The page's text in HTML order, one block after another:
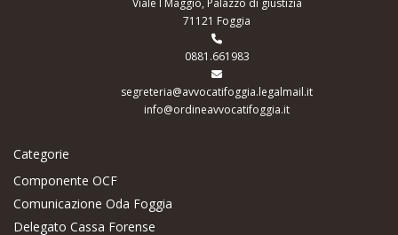
Viale I Maggio, Palazzo di giustizia
71121 Foggia
0881.661983
segreteria@avvocatifoggia.legalmail.it
info@ordineavvocatifoggia.it
Categorie
Componente OCF
Comunicazione Oda Foggia
Delegato Cassa Forense